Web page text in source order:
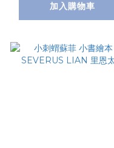
加入購物車